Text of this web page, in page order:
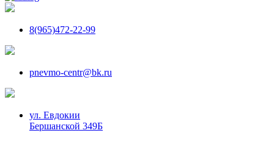
8(965)472-22-99
pnevmo-centr@bk.ru
ул. Евдокии
Бершанской 349Б